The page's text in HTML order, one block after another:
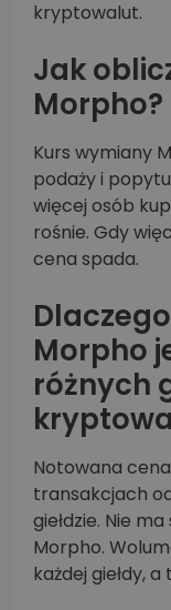
kryptowalut.
Jak
Morpho?
Kurs wymiany
podaży i
więcej osób
rośnie. Gdy
cena spada.
Morpho
różnych
Notowana
transakcjach
giełdzie. Nie
Morpho.
każdej giełdy,